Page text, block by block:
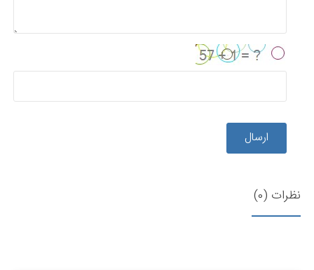
ارسال
نظرات (0)